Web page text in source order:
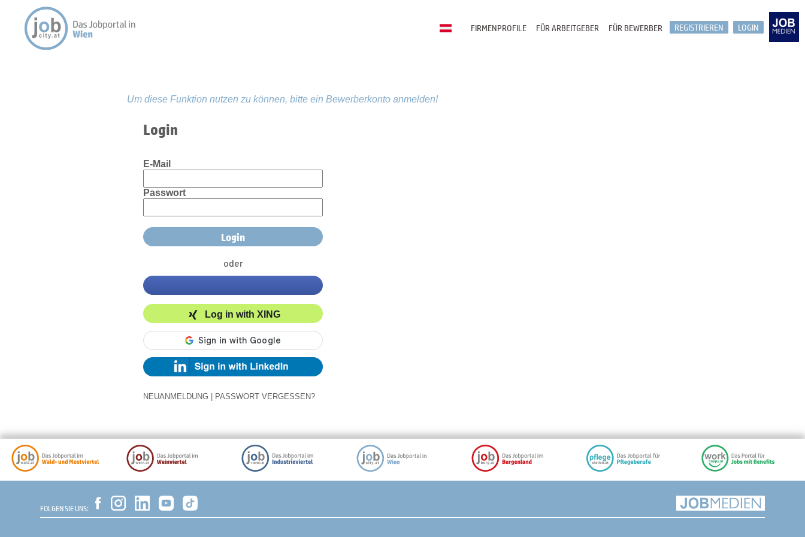
LOGIN
REGISTRIEREN
FÜR BEWERBER
FÜR ARBEITGEBER
FIRMENPROFILE
Um diese Funktion nutzen zu können, bitte ein Bewerberkonto anmelden!
Login
E-Mail
Passwort
oder
Log in with XING
NEUANMELDUNG PASSWORT VERGESSEN?
FOLGEN SIE UNS: